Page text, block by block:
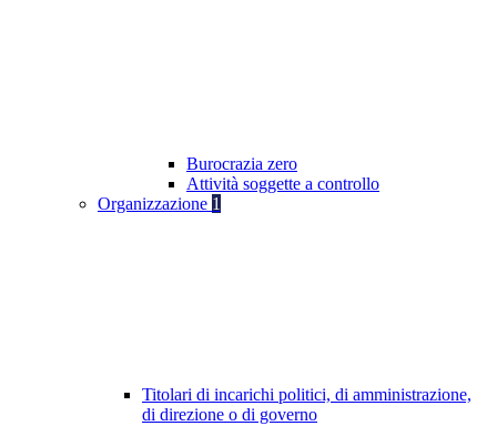
Burocrazia zero
Attività soggette a controllo
Organizzazione 1
Titolari di incarichi politici, di amministrazione,
di direzione o di governo